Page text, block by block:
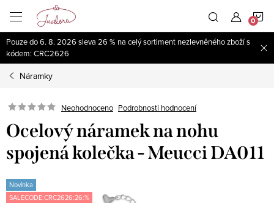
obsah
Pouze do 6. 8. 2026 sleva 26 % na celý sortiment nezlevněného zboží s
kódem: CRC2626
Náramky
Neohodnoceno Podrobnosti hodnocení
Ocelový náramek na nohu
spojená kolečka - Meucci DA011
Novinka
SALECODE:CRC2626:26:%